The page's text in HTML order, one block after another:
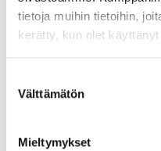
tietoja muihin tietoihin,
kerätty, kun olet
valinta
Välttämätön
Mieltymykset